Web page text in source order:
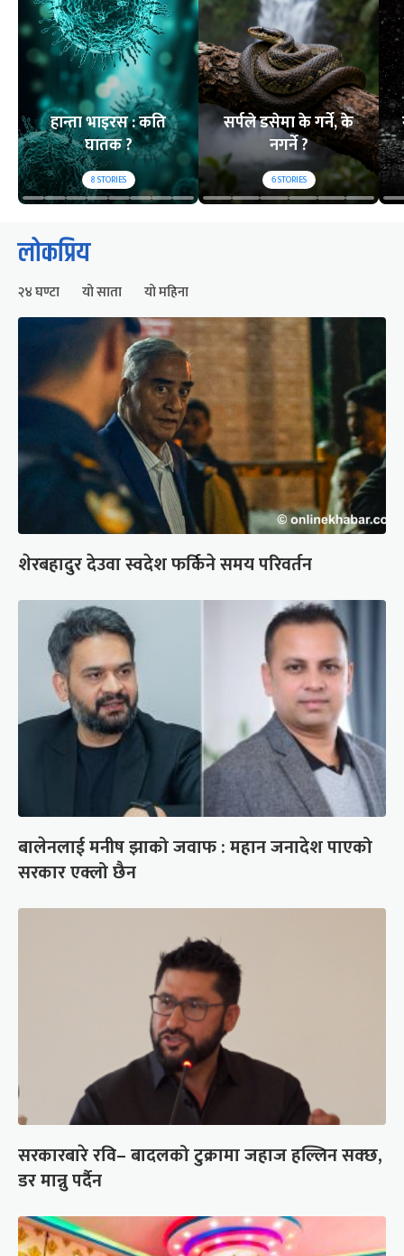
हान्ता भाइरस : कति
घातक ?
8STORIES
सर्पले डसेमा के गर्ने, के
नगर्ने ?
6STORIES
लोकप्रिय
२४ घण्टा यो साता यो महिना
शेरबहादुर देउवा स्वदेश फर्किने समय परिवर्तन
बालेनलाई मनीष झाको जवाफ : महान जनादेश पाएको
सरकार एक्लो छैन
सरकारबारे रवि– बादलको टुक्रामा जहाज हल्लिन सक्छ,
डर मान्नु पर्दैन